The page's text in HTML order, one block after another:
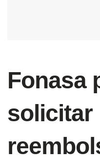
Fonasa
solicitar